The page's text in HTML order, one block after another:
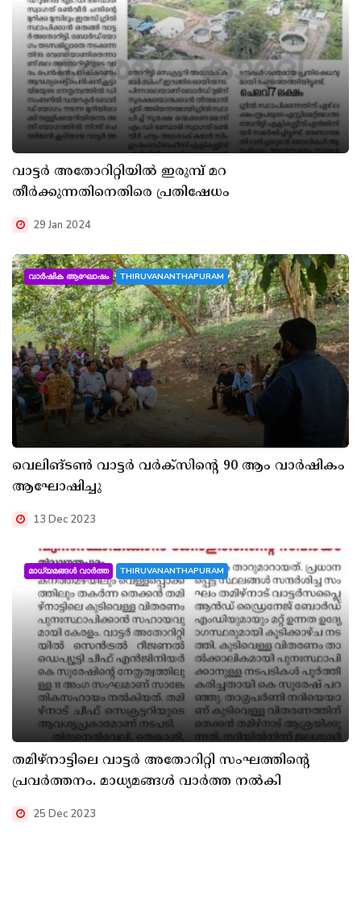
വാട്ടർ അതോറിറ്റിയിൽ ഇരുമ്പ് മറ
തീർക്കുന്നതിനെതിരെ പ്രതിഷേധം
29 Jan 2024
വാർഷിക ആഘോഷം THIRUVANANTHAPURAM
വെലിങ്ടൺ വാട്ടർ വർക്സിന്റെ 90 ആം വാർഷികം
ആഘോഷിച്ചു
13 Dec 2023
മാധ്യമങ്ങൾ വാർത്ത THIRUVANANTHAPURAM
തമിഴ്നാട്ടിലെ വാട്ടർ അതോറിറ്റി സംഘത്തിന്റെ
പ്രവർത്തനം. മാധ്യമങ്ങൾ വാർത്ത നൽകി
25 Dec 2023